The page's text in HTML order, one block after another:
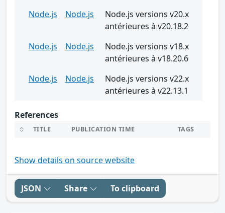
Node.js
Node.js
Node.js versions v20.x
antérieures à v20.18.2
Node.js
Node.js
Node.js versions v18.x
antérieures à v18.20.6
Node.js
Node.js
Node.js versions v22.x
antérieures à v22.13.1
References
TITLE PUBLICATION TIME TAGS
Show details on source website
JSON Share To clipboard